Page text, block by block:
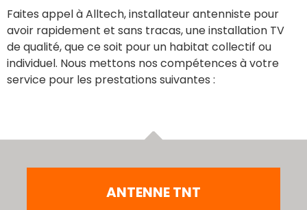
Faites appel à Alltech, installateur antenniste pour
avoir rapidement et sans tracas, une installation TV
de qualité, que ce soit pour un habitat collectif ou
individuel. Nous mettons nos compétences à votre
service pour les prestations suivantes :
ANTENNE TNT